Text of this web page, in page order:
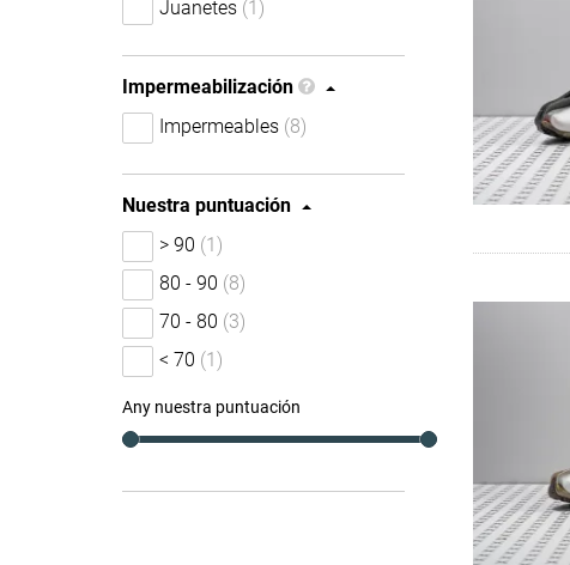
Juanetes (1)
Impermeabilización
Impermeables (8)
Nuestra puntuación
> 90 (1)
80 - 90 (8)
70 - 80 (3)
< 70 (1)
Any nuestra puntuación